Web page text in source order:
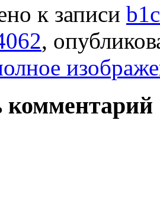
к записи
,
комментарий